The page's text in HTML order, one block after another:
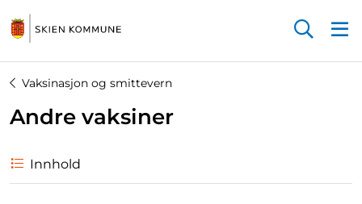
Vaksinasjon og smittevern
Andre vaksiner
Innhold